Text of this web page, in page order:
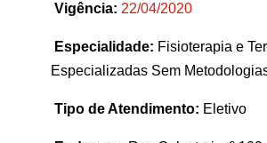
Vigência: 22/04/2020
Especialidade: Fisioterapia e
Especializadas Sem
Tipo de Atendimento: Eletivo